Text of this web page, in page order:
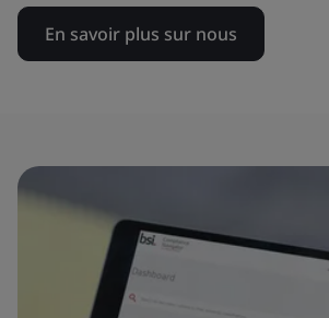
En savoir plus sur nous